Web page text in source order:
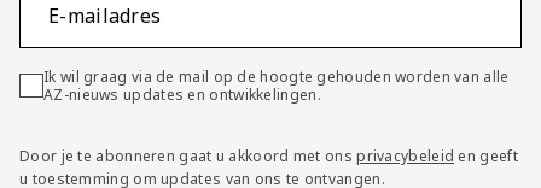
E-mailadres
Ik wil graag via de mail op de hoogte gehouden worden van alle
AZ-nieuws updates en ontwikkelingen.
Door je te abonneren gaat u akkoord met onsprivacybeleid en geeft
u toestemming om updates van ons te ontvangen.